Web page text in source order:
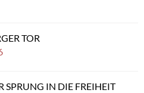
TOR
IN DIE FREIHEIT